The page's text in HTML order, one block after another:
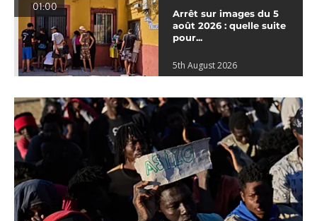
01:00
Arrêt sur images du 5
août 2026 : quelle suite
pour...
5th August 2026